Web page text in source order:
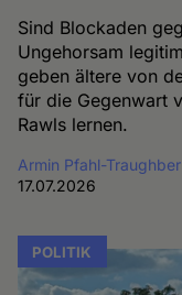
Sind Blockaden
Ungehorsam
geben ältere von
für die Gegenwart
Rawls lernen.
Armin Pfahl-Traughber
17.07.2026
POLITIK